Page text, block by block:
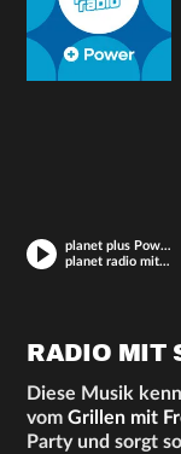
planet plus Power
planet radio mit extra-viel beats
RADIO MIT
Diese Musik
vomGrillen mit
Party und sorgt